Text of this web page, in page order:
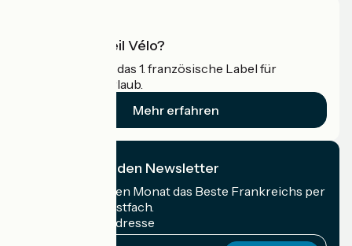
Was ist Accueil Vélo?
Accueil Vélo ist das 1. französische Label für
Radfahrer im Urlaub.
Mehr erfahren
Ich abonniere den Newsletter
Erhalten Sie jeden Monat das Beste Frankreichs per
Rad in Ihrem Postfach.
Meine E-Mail-Adresse